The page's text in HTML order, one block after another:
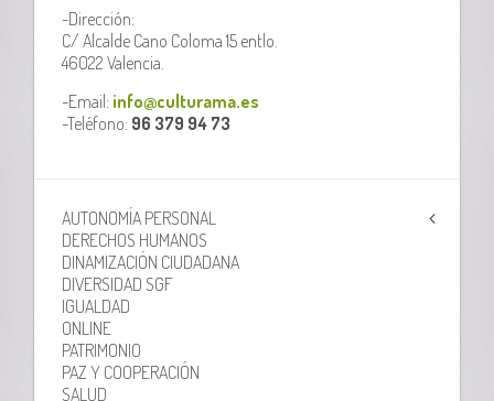
-Dirección:
C/ Alcalde Cano Coloma 15 entlo.
46022 Valencia.
-Email: info@culturama.es
-Teléfono: 96 379 94 73
AUTONOMÍA PERSONAL
DERECHOS HUMANOS
DINAMIZACIÓN CIUDADANA
DIVERSIDAD SGF
IGUALDAD
ONLINE
PATRIMONIO
PAZ Y COOPERACIÓN
SALUD